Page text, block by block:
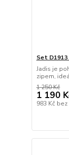
Set D1913
Jadis je
zipem,
1 250 Kč
1 190
983 Kč bez